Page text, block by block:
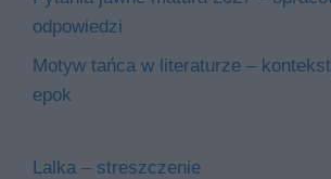
odpowiedzi
Motyw tańca w literaturze –
epok
Lalka – streszczenie